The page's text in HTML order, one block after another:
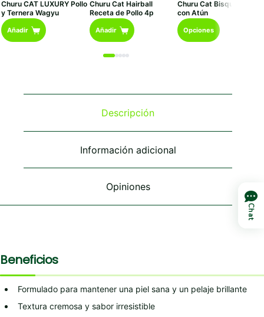
Churu CAT LUXURY Pollo
y Ternera Wagyu
Añadir
Churu Cat Hairball
Receta de Pollo 4p
Añadir
precios:
Churu Cat Bisque Pollo
con Atún
Opciones
Este
producto
opciones
elegir
página
Descripción
Información adicional
Opiniones
Beneficios
Formulado para mantener una piel sana y un pelaje brillante
Textura cremosa y sabor irresistible
Chat